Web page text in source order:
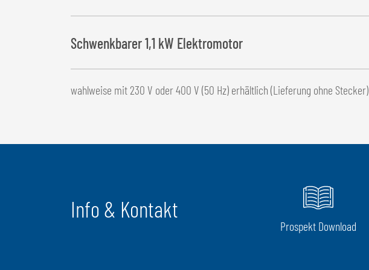
Schwenkbarer 1,1 kW Elektromotor
wahlweise mit 230 V oder 400 V (50 Hz) erhältlich (Lieferung ohne Stecker)
Info & Kontakt
Prospekt Download